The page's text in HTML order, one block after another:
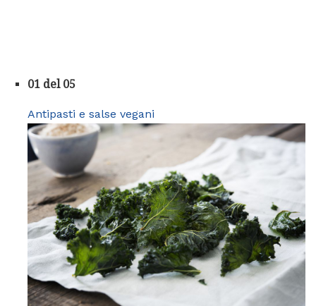
01 del 05
Antipasti e salse vegani